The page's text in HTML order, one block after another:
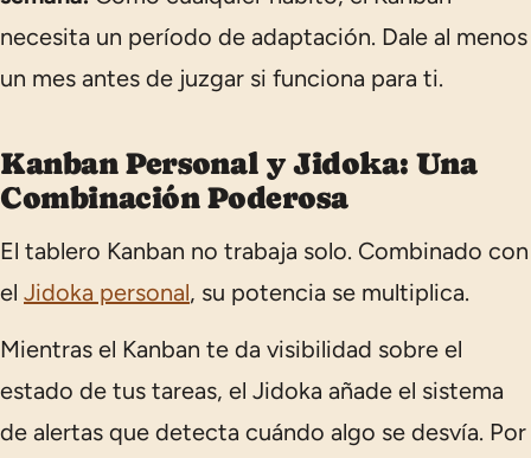
necesita un período de adaptación. Dale al menos
un mes antes de juzgar si funciona para ti.
Kanban Personal y Jidoka: Una
Combinación Poderosa
El tablero Kanban no trabaja solo. Combinado con
el Jidoka personal, su potencia se multiplica.
Mientras el Kanban te da visibilidad sobre el
estado de tus tareas, el Jidoka añade el sistema
de alertas que detecta cuándo algo se desvía. Por